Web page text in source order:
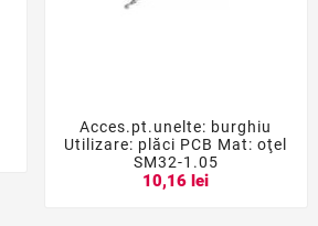
  
Acces.pt.unelte: burghiu
Utilizare: plăci PCB Mat: oţel
SM32-1.05
10,16 lei